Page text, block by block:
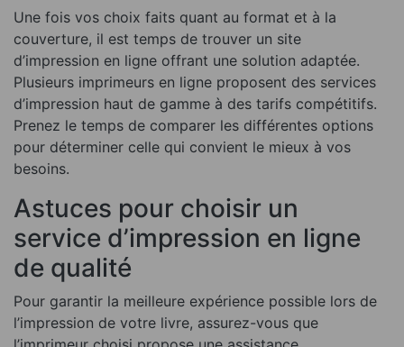
Une fois vos choix faits quant au format et à la
couverture, il est temps de trouver un site
d’impression en ligne offrant une solution adaptée.
Plusieurs imprimeurs en ligne proposent des services
d’impression haut de gamme à des tarifs compétitifs.
Prenez le temps de comparer les différentes options
pour déterminer celle qui convient le mieux à vos
besoins.
Astuces pour choisir un
service d’impression en ligne
de qualité
Pour garantir la meilleure expérience possible lors de
l’impression de votre livre, assurez-vous que